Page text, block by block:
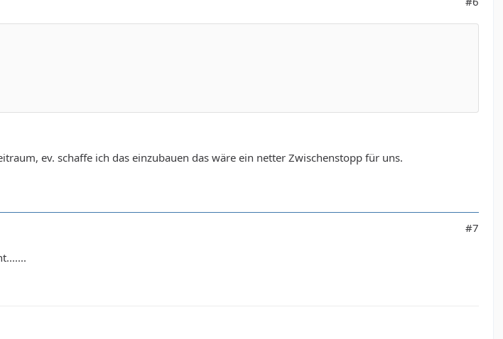
ev. schaffe ich das einzubauen das wäre ein netter Zwischenstopp für uns.
#7